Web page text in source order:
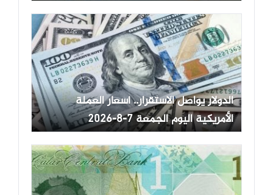
الدولار يواصل الاستقرار.. أسعار العملة
الأمريكية اليوم الجمعة 7-8-2026